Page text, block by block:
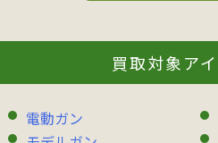
買取対象ア
電動ガン